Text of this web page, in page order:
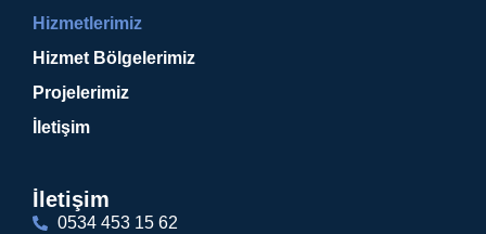
Hizmetlerimiz
Hizmet Bölgelerimiz
Projelerimiz
İletişim
İletişim
0534 453 15 62